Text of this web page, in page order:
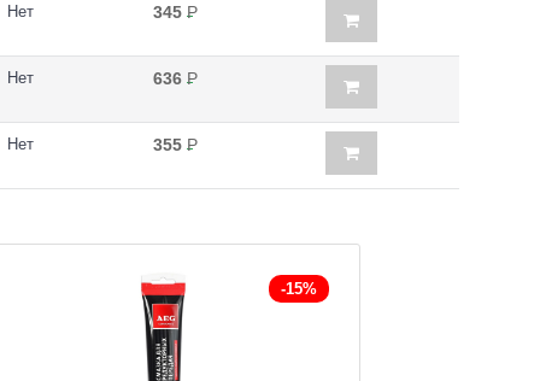
Нет 345 Р
Нет 636 Р
Нет 355 Р
-15%